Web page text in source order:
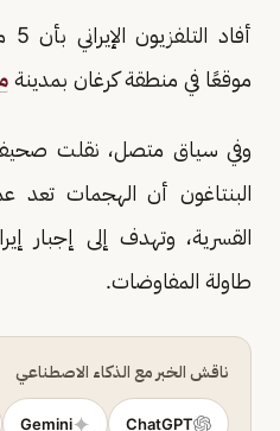
موقعًا في منطقة كرغان بمدينة
وفي سياق متصل، نقلت
البنتاغون أن الهجمات تعد
القسرية، وتهدف إلى إجبار
طاولة المفاوضات.
ناقش الخبر مع الذكاء الاصطناعي
ChatGPT
Gemini